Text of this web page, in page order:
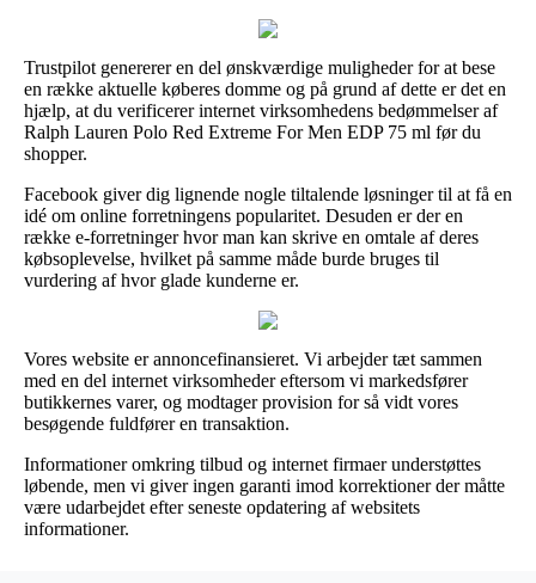
Trustpilot genererer en del ønskværdige muligheder for at bese
en række aktuelle køberes domme og på grund af dette er det en
hjælp, at du verificerer internet virksomhedens bedømmelser af
Ralph Lauren Polo Red Extreme For Men EDP 75 ml før du
shopper.
Facebook giver dig lignende nogle tiltalende løsninger til at få en
idé om online forretningens popularitet. Desuden er der en
række e-forretninger hvor man kan skrive en omtale af deres
købsoplevelse, hvilket på samme måde burde bruges til
vurdering af hvor glade kunderne er.
Vores website er annoncefinansieret. Vi arbejder tæt sammen
med en del internet virksomheder eftersom vi markedsfører
butikkernes varer, og modtager provision for så vidt vores
besøgende fuldfører en transaktion.
Informationer omkring tilbud og internet firmaer understøttes
løbende, men vi giver ingen garanti imod korrektioner der måtte
være udarbejdet efter seneste opdatering af websitets
informationer.